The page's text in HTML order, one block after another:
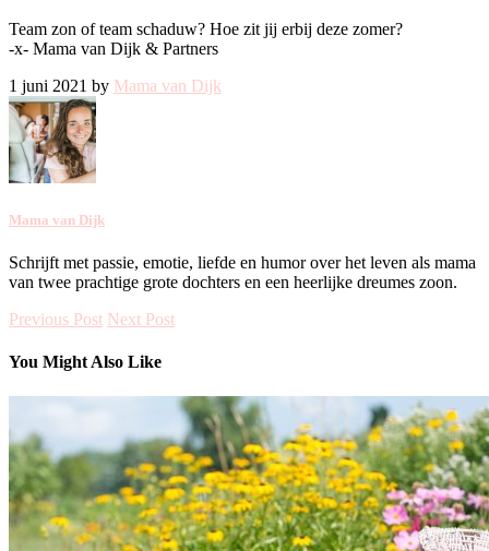
Team zon of team schaduw? Hoe zit jij erbij deze zomer?
-x- Mama van Dijk & Partners
1 juni 2021 by Mama van Dijk
Mama van Dijk
Schrijft met passie, emotie, liefde en humor over het leven als mama
van twee prachtige grote dochters en een heerlijke dreumes zoon.
Previous Post Next Post
You Might Also Like